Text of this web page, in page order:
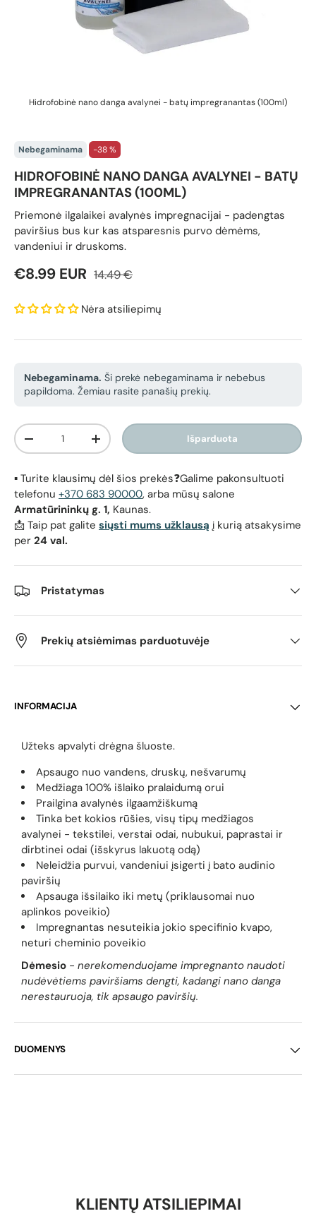
Hidrofobinė nano danga avalynei - batų impregranantas (100ml)
Nebegaminama -38 %
HIDROFOBINĖ NANO DANGA AVALYNEI - BATŲ
IMPREGRANANTAS (100ML)
Priemonė ilgalaikei avalynės impregnacijai - padengtas
paviršius bus kur kas atsparesnis purvo dėmėms,
vandeniui ir druskoms.
Pardavimo kaina
€8.99 EUR Reguliari kaina
14.49 €
Nėra atsiliepimų
Nebegaminama. Ši prekė nebegaminama ir nebebus
papildoma. Žemiau rasite panašių prekių.
Kiekis
Sumažinti kiekįPadidinti kiekį Išparduota
▪️ Turite klausimų dėl šios prekės❓Galime pakonsultuoti
telefonu +370 683 90000, arba mūsų salone
Armatūrininkų g. 1, Kaunas.
📩 Taip pat galite siųsti mums užklausą į kurią atsakysime
per 24 val.
Pristatymas
Prekių atsiėmimas parduotuvėje
INFORMACIJA
Užteks apvalyti drėgna šluoste.
Apsaugo nuo vandens, druskų, nešvarumų
Medžiaga 100% išlaiko pralaidumą orui
Prailgina avalynės ilgaamžiškumą
Tinka bet kokios rūšies, visų tipų medžiagos
avalynei - tekstilei, verstai odai, nubukui, paprastai ir
dirbtinei odai (išskyrus lakuotą odą)
Neleidžia purvui, vandeniui įsigerti į bato audinio
paviršių
Apsauga išsilaiko iki metų (priklausomai nuo
aplinkos poveikio)
Impregnantas nesuteikia jokio specifinio kvapo,
neturi cheminio poveikio
Dėmesio - nerekomenduojame impregnanto naudoti
nudėvėtiems paviršiams dengti, kadangi nano danga
nerestauruoja, tik apsaugo paviršių.
DUOMENYS
KLIENTŲ ATSILIEPIMAI